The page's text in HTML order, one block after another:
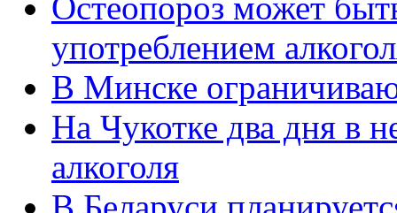
употреблением
В Минске
На Чукотке два дня в
алкоголя